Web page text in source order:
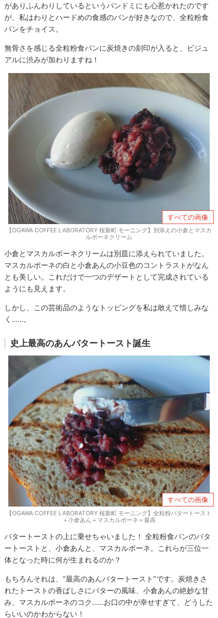
がありふんわりしているというパンドミにも心惹かれたのです
が、私はわりとハードめの食感のパンが好きなので、全粒粉食
パンをチョイス。
無骨さを感じる全粒粉食パンに炭焼きの刻印が入ると、ビジュ
アルに渋みが加わりますね！
すべての画像
【OGAWA COFFEE LABORATORY 桜新町 モーニング】別添えの小倉とマスカ
ルポーネクリーム
小倉とマスカルポーネクリームは別皿に添えられていました。
マスカルポーネの白と小倉あんの小豆色のコントラストがなん
とも美しい。これだけで一つのデザートとして完成されている
ようにも見えます。
しかし、この芸術品のようなトッピングを私は敢えて惜しみな
く……。
史上最高のあんバタートースト誕生
すべての画像
【OGAWA COFFEE LABORATORY 桜新町 モーニング】全粒粉バタートースト
＋小倉あん＋マスカルポーネ＝最高
バタートーストの上に乗せちゃいました！ 全粒粉食パンのバタ
ートーストと、小倉あんと、マスカルポーネ。これらが三位一
体となった時に何が生まれるのか？
もちろんそれは、“最高のあんバタートースト”です。炭焼きさ
れたトーストの香ばしさにバターの風味、小倉あんの絶妙な甘
み、マスカルポーネのコク……お口の中が幸せすぎて、どうした
らいいのかわからない！